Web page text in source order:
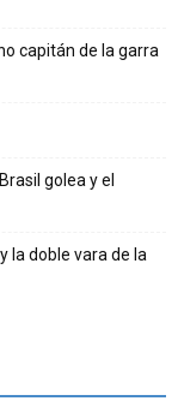
capitán de la garra
golea y el
la doble vara de la